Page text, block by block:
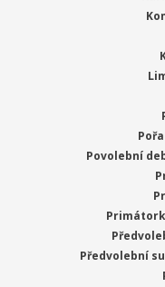
Povolební
Předvolební